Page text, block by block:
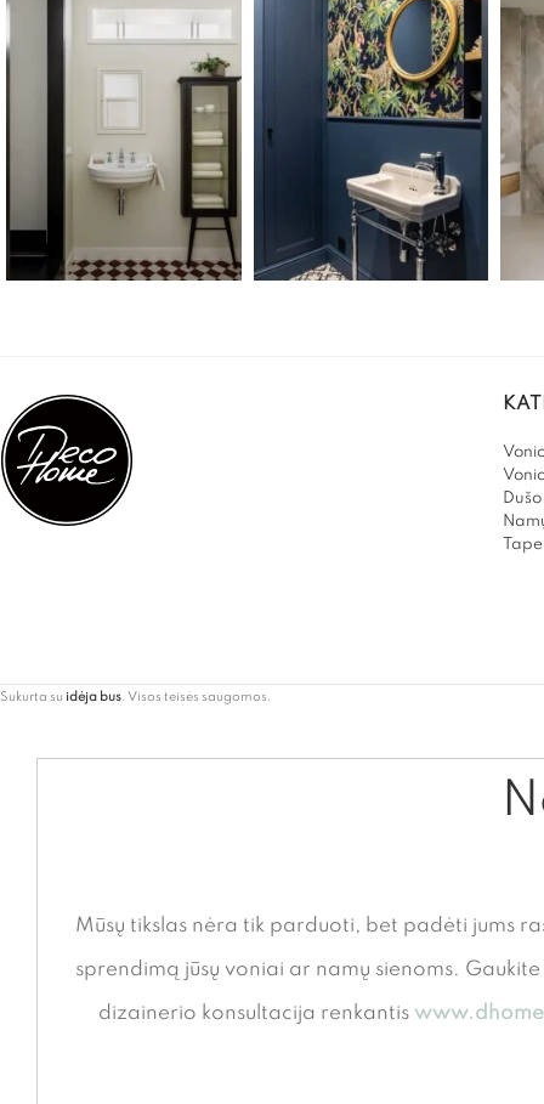
Sukurta su idėja bus. Visos teisės saugomos.
Mūsų tikslas nėra tik parduoti, bet padėti jums
sprendimą jūsų voniai ar namų sienoms.
dizainerio konsultacija renkantis